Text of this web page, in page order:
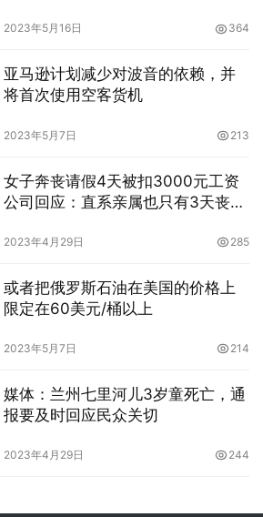
2023年5月16日 364
亚马逊计划减少对波音的依赖，并
将首次使用空客货机
2023年5月7日 213
女子奔丧请假4天被扣3000元工资
公司回应：直系亲属也只有3天丧
2023年4月29日 285
或者把俄罗斯石油在美国的价格上
限定在60美元/桶以上
2023年5月7日 214
媒体：兰州七里河儿3岁童死亡，通
报要及时回应民众关切
2023年4月29日 244